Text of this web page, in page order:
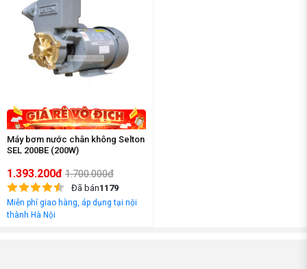
Máy bơm nước chân không Selton
SEL 200BE (200W)
1.393.200đ 1.700.000đ
Đã bán1179
Miễn phí giao hàng, áp dụng tại nội
thành Hà Nội